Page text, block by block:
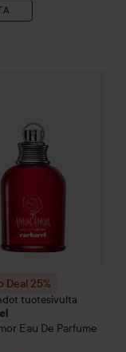
Deal 25%
tuotesivulta
Eau De Parfume